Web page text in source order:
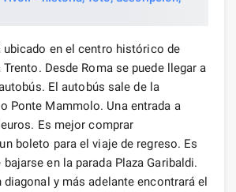
ubicado en el centro histórico de
Desde Roma se puede llegar a
El autobús sale de la
Ponte Mammolo. Una entrada a
Es mejor comprar
boleto para el viaje de regreso. Es
en la parada Plaza Garibaldi.
diagonal y más adelante encontrará el